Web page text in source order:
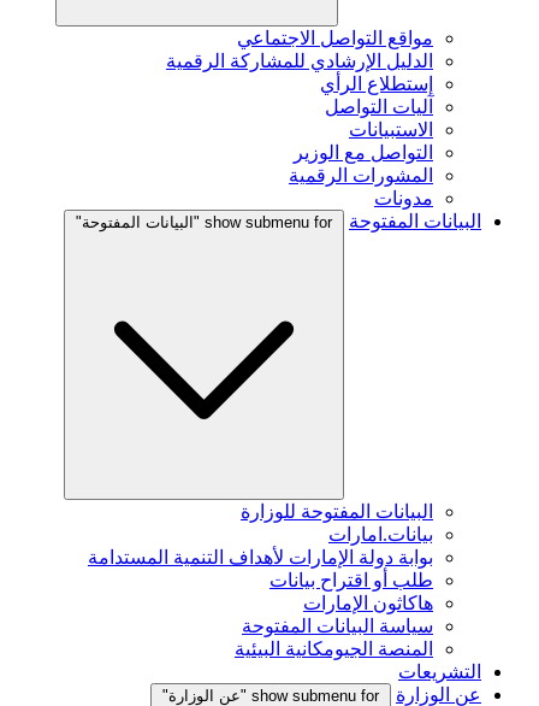
مواقع التواصل الاجتماعي
الدليل الإرشادي للمشاركة الرقمية
إستطلاع الرأي
آليات التواصل
الاستبيانات
التواصل مع الوزير
المشورات الرقمية
مدونات
البيانات المفتوحة
show submenu for "البيانات المفتوحة"
البيانات المفتوحة للوزارة
بيانات.امارات
بوابة دولة الإمارات لأهداف التنمية المستدامة
طلب أو اقتراح بيانات
هاكاثون الإمارات
سياسة البيانات المفتوحة
المنصة الجيومكانية البيئية
التشريعات
عن الوزارة
show submenu for "عن الوزارة"